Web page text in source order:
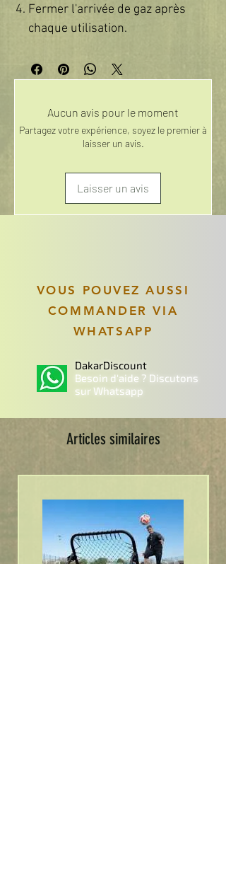
Fermer l'arrivée de gaz après
chaque utilisation.
Aucun avis pour le moment
Partagez votre expérience, soyez le premier à
laisser un avis.
Laisser un avis
VOUS POUVEZ AUSSI
COMMANDER VIA
WHATSAPP
DakarDiscount
Besoin d'aide ? Discutons
sur Whatsapp
Articles similaires